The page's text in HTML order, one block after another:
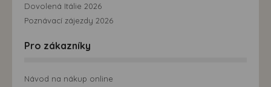
Dovolená Itálie 2026
Poznávací zájezdy 2026
Pro zákazníky
Návod na nákup online